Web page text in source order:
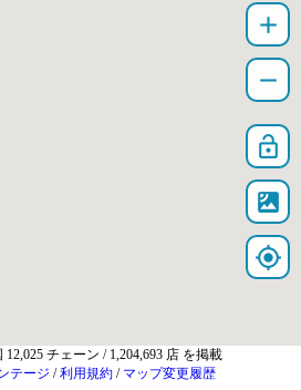
add
remove
lock_open
satellite
my_location
12,025 チェーン / 1,204,693 店 を掲載
テージ /利用規約 / マップ変更履歴